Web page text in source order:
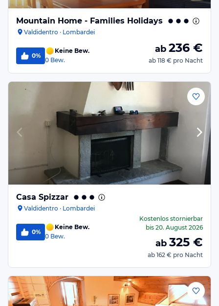
Mountain Home - Families Holidays
Valdidentro · Lombardei
0%
Keine Bew.
0 Bew.
ab 236 €
ab 118 € pro Nacht
Casa Spizzar
Valdidentro · Lombardei
0%
Keine Bew.
0 Bew.
Kostenlos stornierbar
bis 20. August 2026
ab 325 €
ab 162 € pro Nacht